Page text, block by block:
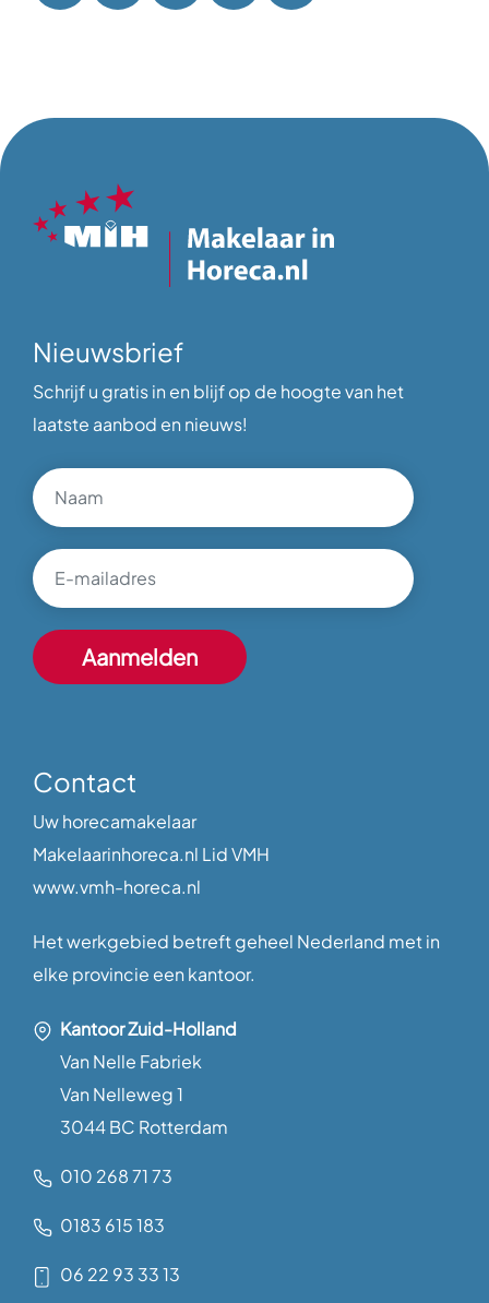
Nieuwsbrief
Schrijf u gratis in en blijf op de hoogte van het
laatste aanbod en nieuws!
Contact
Uw horecamakelaar
Makelaarinhoreca.nl Lid VMH
www.vmh-horeca.nl
Het werkgebied betreft geheel Nederland met in
elke provincie een kantoor.
Kantoor Zuid-Holland
Van Nelle Fabriek
Van Nelleweg 1
3044 BC Rotterdam
010 268 71 73
0183 615 183
06 22 93 33 13